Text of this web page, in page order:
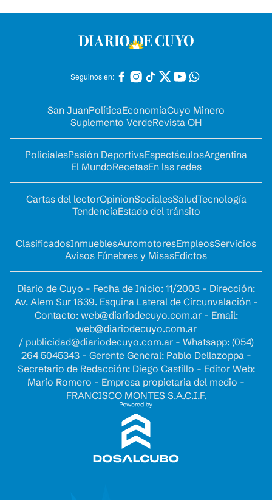
Seguinos en:
San JuanPolíticaEconomíaCuyo Minero
Suplemento VerdeRevista OH
PolicialesPasión DeportivaEspectáculosArgentina
El MundoRecetasEn las redes
Cartas del lectorOpinionSocialesSaludTecnología
TendenciaEstado del tránsito
ClasificadosInmueblesAutomotoresEmpleosServicios
Avisos Fúnebres y MisasEdictos
Diario de Cuyo - Fecha de Inicio: 11/2003 - Dirección:
Av. Alem Sur 1639. Esquina Lateral de Circunvalación -
Contacto: web@diariodecuyo.com.ar- Email:
web@diariodecuyo.com.ar
/ publicidad@diariodecuyo.com.ar- Whatsapp: (054)
264 5045343 - Gerente General: Pablo Dellazoppa -
Secretario de Redacción: Diego Castillo - Editor Web:
Mario Romero - Empresa propietaria del medio -
FRANCISCO MONTES S.A.C.I.F.